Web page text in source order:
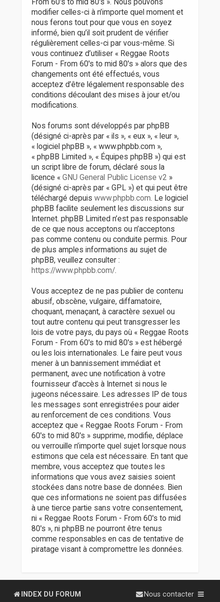
modifier celles-ci à n’importe quel moment et
nous ferons tout pour que vous en soyez
informé, bien qu’il soit prudent de vérifier
régulièrement celles-ci par vous-même. Si
vous continuez d’utiliser « Reggae Roots
Forum - From 60's to mid 80's » alors que des
changements ont été effectués, vous
acceptez d’être légalement responsable des
conditions découlant des mises à jour et/ou
modifications.
Nos forums sont développés par phpBB
(désigné ci-après par « ils », « eux », « leur »,
« logiciel phpBB », « www.phpbb.com »,
« phpBB Limited », « Équipes phpBB ») qui est
un script libre de forum, déclaré sous la
licence « GNU General Public License v2 »
(désigné ci-après par « GPL ») et qui peut être
téléchargé depuis www.phpbb.com. Le logiciel
phpBB facilite seulement les discussions sur
Internet. phpBB Limited n’est pas responsable
de ce que nous acceptons ou n’acceptons
pas comme contenu ou conduite permis. Pour
de plus amples informations au sujet de
phpBB, veuillez consulter :
https://www.phpbb.com/.
Vous acceptez de ne pas publier de contenu
abusif, obscène, vulgaire, diffamatoire,
choquant, menaçant, à caractère sexuel ou
tout autre contenu qui peut transgresser les
lois de votre pays, du pays où « Reggae Roots
Forum - From 60's to mid 80's » est hébergé
ou les lois internationales. Le faire peut vous
mener à un bannissement immédiat et
permanent, avec une notification à votre
fournisseur d’accès à Internet si nous le
jugeons nécessaire. Les adresses IP de tous
les messages sont enregistrées pour aider
au renforcement de ces conditions. Vous
acceptez que « Reggae Roots Forum - From
60's to mid 80's » supprime, modifie, déplace
ou verrouille n’importe quel sujet lorsque nous
estimons que cela est nécessaire. En tant que
membre, vous acceptez que toutes les
informations que vous avez saisies soient
stockées dans notre base de données. Bien
que ces informations ne soient pas diffusées
à une tierce partie sans votre consentement,
ni « Reggae Roots Forum - From 60's to mid
80's », ni phpBB ne pourront être tenus
comme responsables en cas de tentative de
piratage visant à compromettre les données.
INDEX DU FORUM Nous contacter